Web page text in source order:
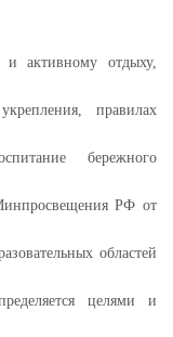
активному отдыху,
правилах
бережного
РФ от
областей
целями и